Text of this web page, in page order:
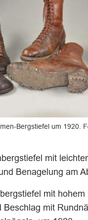
Bergstiefel um 1920.
mit
Benagelung am
mit hohem
Beschlag mit